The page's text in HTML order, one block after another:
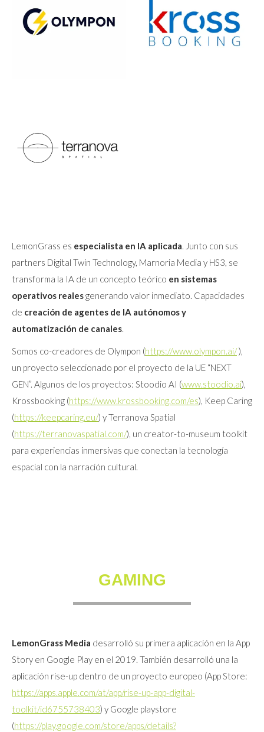
LemonGrass es especialista en IA aplicada. Junto con sus
partners Digital Twin Technology, Marnoria Media y HS3, se
transforma la IA de un concepto teórico en sistemas
operativos realesgenerando valor inmediato. Capacidades
de creación de agentes de IA autónomos y
automatización de canales.
Somos co-creadores de Olympon (https://www.olympon.ai/),
un proyecto seleccionado por el proyecto de la UE “NEXT
GEN”. Algunos de los proyectos: Stoodio AI (www.stoodio.ai),
Krossbooking (https://www.krossbooking.com/es), Keep Caring
(https://keepcaring.eu/) y Terranova Spatial
(https://terranovaspatial.com/), un creator-to-museum toolkit
para experiencias inmersivas que conectan la tecnología
espacial con la narración cultural.
GAMING
LemonGrass Media desarrolló su primera aplicación en la App
Story en Google Play en el 2019. También desarrolló una la
aplicación rise-up dentro de un proyecto europeo (App Store:
https://apps.apple.com/at/app/rise-up-app-digital-
toolkit/id6755738403) y Google playstore
(https://play.google.com/store/apps/details?